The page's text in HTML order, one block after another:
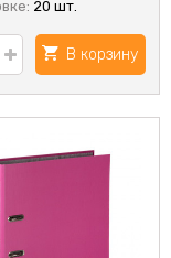
20 шт.
В корзину